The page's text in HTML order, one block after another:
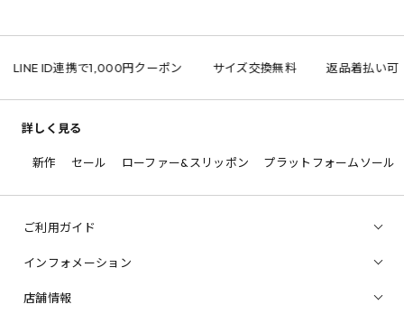
LINE ID連携で1,000円クーポン サイズ交換無料 返品着払い可
詳しく見る
新作 セール ローファー&スリッポン プラットフォームソール
ご利用ガイド
インフォメーション
店舗情報